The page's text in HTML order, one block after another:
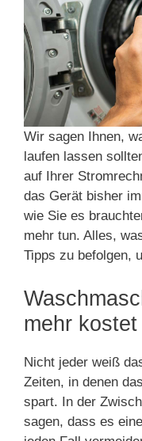
Wir sagen Ihnen,
laufen lassen
auf Ihrer
das Gerät bisher
wie Sie es
mehr tun. Alles,
Tipps zu befolgen,
mehr kostet
Nicht jeder weiß
Zeiten, in denen
spart. In der
sagen, dass es